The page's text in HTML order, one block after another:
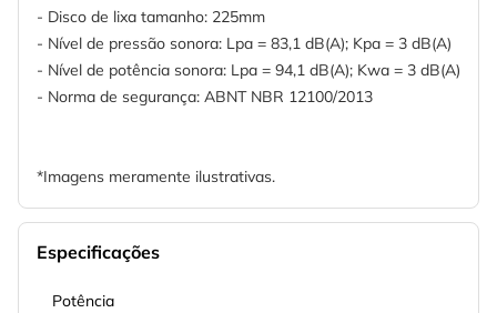
- Disco de lixa tamanho: 225mm
- Nível de pressão sonora: Lpa = 83,1 dB(A); Kpa = 3 dB(A)
- Nível de potência sonora: Lpa = 94,1 dB(A); Kwa = 3 dB(A)
- Norma de segurança: ABNT NBR 12100/2013
*Imagens meramente ilustrativas.
Especificações
Potência